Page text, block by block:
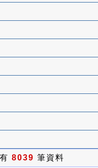
8039 筆資料